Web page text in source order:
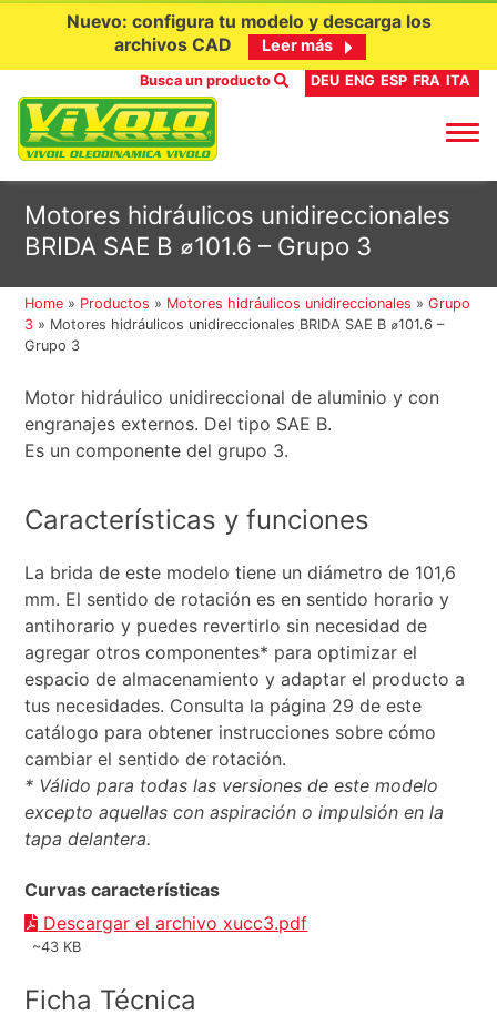
contenido
Nuevo: configura tu modelo y descarga los
archivos CAD
Leer más
Busca un producto DEU ENG ESP FRA ITA
Motores hidráulicos unidireccionales
BRIDA SAE B ⌀101.6 – Grupo 3
Home » Productos » Motores hidráulicos unidireccionales »Grupo
3 » Motores hidráulicos unidireccionales BRIDA SAE B ⌀101.6 –
Grupo 3
Motor hidráulico unidireccional de aluminio y con
engranajes externos. Del tipo SAE B.
Es un componente del grupo 3.
Características y funciones
La brida de este modelo tiene un diámetro de 101,6
mm. El sentido de rotación es en sentido horario y
antihorario y puedes revertirlo sin necesidad de
agregar otros componentes* para optimizar el
espacio de almacenamiento y adaptar el producto a
tus necesidades. Consulta la página 29 de este
catálogo para obtener instrucciones sobre cómo
cambiar el sentido de rotación.
* Válido para todas las versiones de este modelo
excepto aquellas con aspiración o impulsión en la
tapa delantera.
Curvas características
Descargar el archivo xucc3.pdf
~43 KB
Ficha Técnica